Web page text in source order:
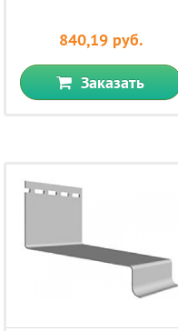
840,19 руб.
Заказать